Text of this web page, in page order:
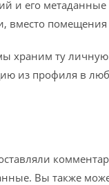
и его
вместо
храним ту
из профиля в
Вы также